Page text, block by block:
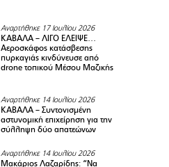
Αναρτήθηκε 17 Ιουλίου 2026
ΚΑΒΑΛΑ – ΛΙΓΟ ΕΛΕΙΨΕ…
Αεροσκάφος κατάσβεσης
πυρκαγιάς κινδύνευσε από
drone τοπικού Μέσου Μαζικής
Αναρτήθηκε 14 Ιουλίου 2026
ΚΑΒΑΛΑ – Συντονισμένη
αστυνομική επιχείρηση για την
σύλληψη δύο απατεώνων
Αναρτήθηκε 14 Ιουλίου 2026
Μακάριος Λαζαρίδης: “Να